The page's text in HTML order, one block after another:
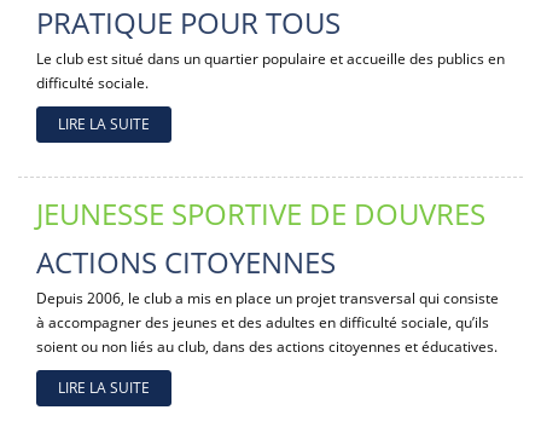
PRATIQUE POUR TOUS
Le club est situé dans un quartier populaire et accueille des publics en
difficulté sociale.
LIRE LA SUITE
JEUNESSE SPORTIVE DE DOUVRES
ACTIONS CITOYENNES
Depuis 2006, le club a mis en place un projet transversal qui consiste
à accompagner des jeunes et des adultes en difficulté sociale, qu’ils
soient ou non liés au club, dans des actions citoyennes et éducatives.
LIRE LA SUITE